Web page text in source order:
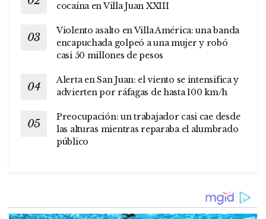
cocaína en Villa Juan XXIII
Violento asalto en Villa América: una banda
encapuchada golpeó a una mujer y robó
casi 50 millones de pesos
Alerta en San Juan: el viento se intensifica y
advierten por ráfagas de hasta 100 km/h
Preocupación: un trabajador casi cae desde
las alturas mientras reparaba el alumbrado
público